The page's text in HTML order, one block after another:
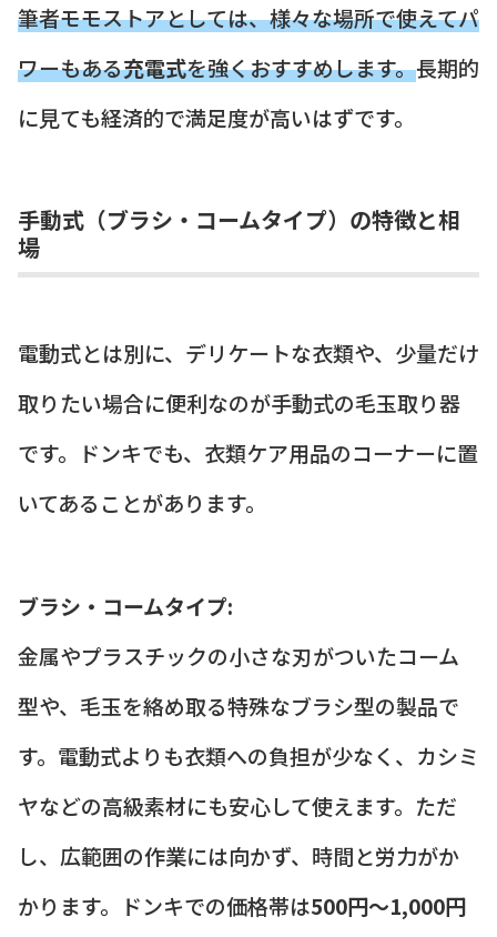
筆者モモストアとしては、様々な場所で使えてパ
ワーもある充電式を強くおすすめします。長期的
に見ても経済的で満足度が高いはずです。
手動式（ブラシ・コームタイプ）の特徴と相
場
電動式とは別に、デリケートな衣類や、少量だけ
取りたい場合に便利なのが手動式の毛玉取り器
です。ドンキでも、衣類ケア用品のコーナーに置
いてあることがあります。
ブラシ・コームタイプ:
金属やプラスチックの小さな刃がついたコーム
型や、毛玉を絡め取る特殊なブラシ型の製品で
す。電動式よりも衣類への負担が少なく、カシミ
ヤなどの高級素材にも安心して使えます。ただ
し、広範囲の作業には向かず、時間と労力がか
かります。ドンキでの価格帯は500円～1,000円